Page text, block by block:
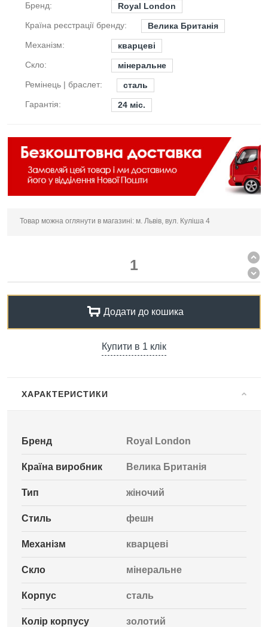
Бренд:
Royal London
Країна реєстрації бренду:
Велика Британія
Механізм:
кварцеві
Скло:
мінеральне
Ремінець | браслет:
сталь
Гарантія:
24 міс.
Товар можна оглянути в магазині: м. Львів, вул. Куліша 4
Додати до кошика
Купити в 1 клік
ХАРАКТЕРИСТИКИ
Бренд Royal London
Країна виробник Велика Британія
Тип жіночий
Стиль фешн
Механізм кварцеві
Скло мінеральне
Корпус сталь
Колір корпусу золотий